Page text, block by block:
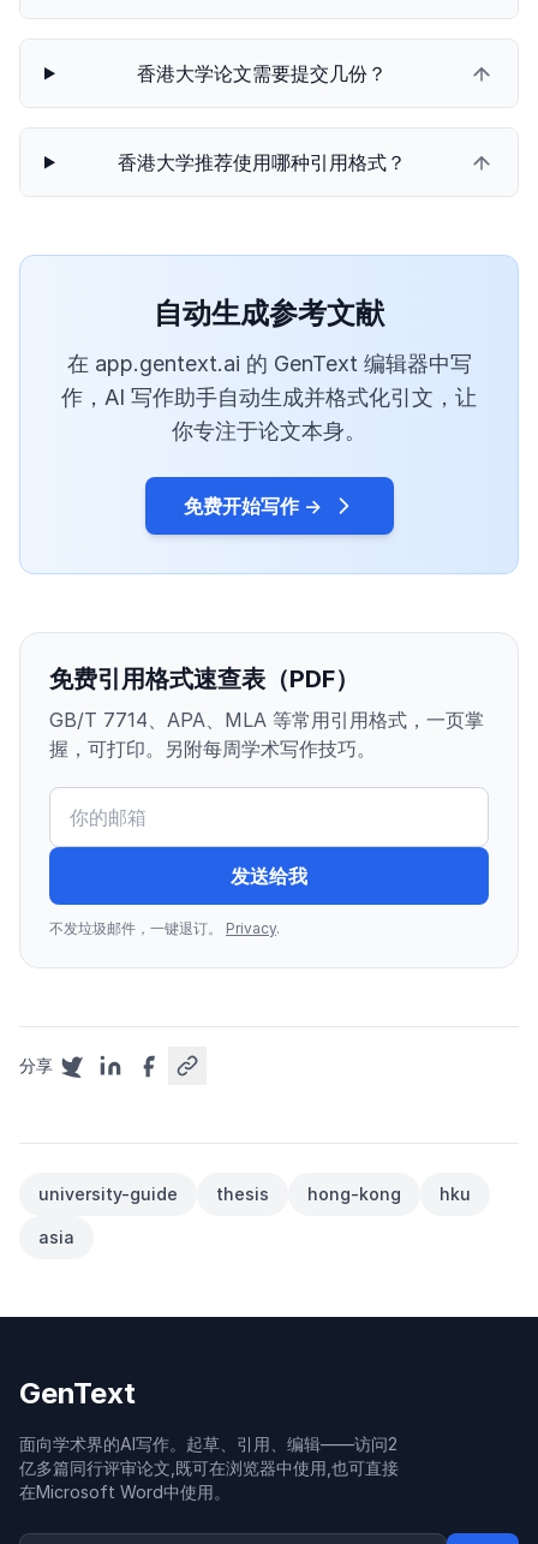
香港大学论文需要提交几份？
香港大学推荐使用哪种引用格式？
自动生成参考文献
在 app.gentext.ai 的 GenText 编辑器中写
作，AI 写作助手自动生成并格式化引文，让
你专注于论文本身。
免费开始写作 →
免费引用格式速查表（PDF）
GB/T 7714、APA、MLA 等常用引用格式，一页掌
握，可打印。另附每周学术写作技巧。
发送给我
不发垃圾邮件，一键退订。 Privacy.
分享
university-guide thesis hong-kong hku
asia
GenText
面向学术界的AI写作。起草、引用、编辑——访问2
亿多篇同行评审论文,既可在浏览器中使用,也可直接
在Microsoft Word中使用。